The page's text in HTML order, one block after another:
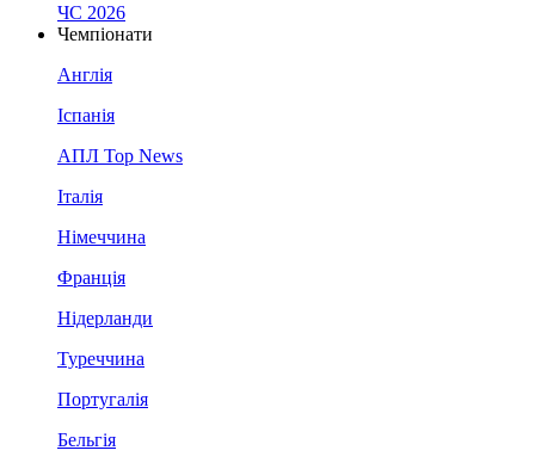
ЧС 2026
Чемпіонати
Англія
Іспанія
АПЛ Top News
Італія
Німеччина
Франція
Нідерланди
Туреччина
Португалія
Бельгія